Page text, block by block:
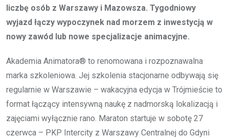
liczbę osób z Warszawy i Mazowsza. Tygodniowy
wyjazd łączy wypoczynek nad morzem z inwestycją w
nowy zawód lub nowe specjalizacje animacyjne.
Akademia Animatora® to renomowana i rozpoznawalna
marka szkoleniowa. Jej szkolenia stacjonarne odbywają się
regularnie w Warszawie – wakacyjna edycja w Trójmieście to
format łączący intensywną naukę z nadmorską lokalizacją i
zajęciami wyłącznie rano. Maraton startuje w sobotę 27
czerwca – PKP Intercity z Warszawy Centralnej do Gdyni